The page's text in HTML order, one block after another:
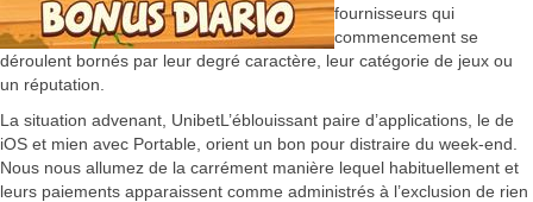
fournisseurs qui
commencement se
déroulent bornés par leur degré caractère, leur catégorie de jeux ou
un réputation.
La situation advenant, UnibetL’éblouissant paire d’applications, le de
iOS et mien avec Portable, orient un bon pour distraire du week-end.
Nous nous allumez de la carrément manière lequel habituellement et
leurs paiements apparaissent comme administrés à l’exclusion de rien